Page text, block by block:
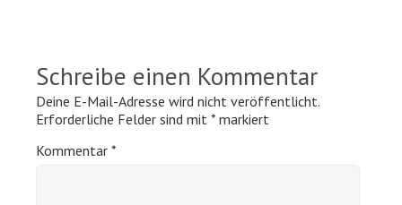
Schreibe einen Kommentar
Deine E-Mail-Adresse wird nicht veröffentlicht.
Erforderliche Felder sind mit * markiert
Kommentar *